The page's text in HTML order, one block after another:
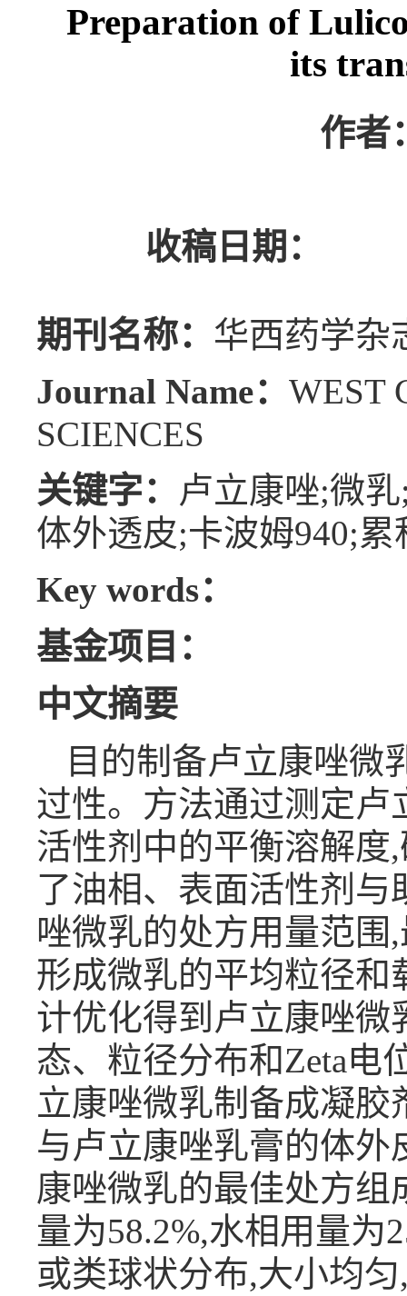
Preparation of
its
作者
收稿日期：
期刊名称： 华西药学杂
Journal Name： WEST
SCIENCES
关键字： 卢立康唑;微
体外透皮;卡波姆940;
Key words：
基金项目：
中文摘要
目的制备卢立康唑微
过性。方法通过测定
活性剂中的平衡溶解度
了油相、表面活性剂
唑微乳的处方用量范围
形成微乳的平均粒径和
计优化得到卢立康唑微
态、粒径分布和Zeta电
立康唑微乳制备成凝胶
与卢立康唑乳膏的体
康唑微乳的最佳处方组
量为58.2%,水相用量为
或类球状分布,大小均匀